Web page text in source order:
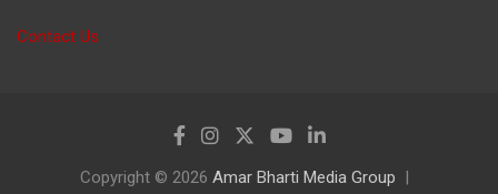
Contact Us
Copyright © 2026 Amar Bharti Media Group